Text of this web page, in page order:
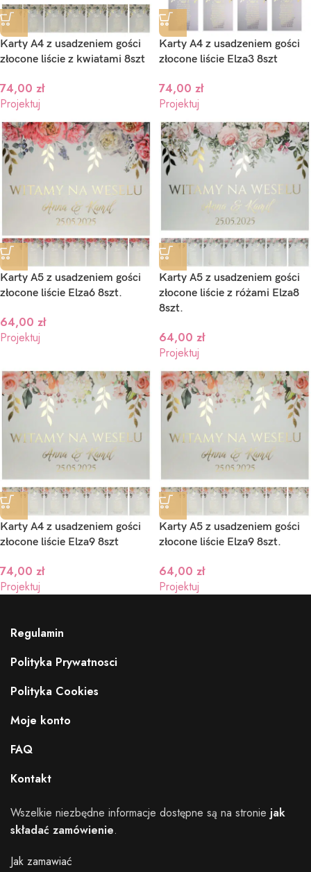
Karty A4 z usadzeniem gości
złocone liście z kwiatami 8szt
74,00 zł
Projektuj
Karty A4 z usadzeniem gości
złocone liście Elza3 8szt
74,00 zł
Projektuj
Karty A5 z usadzeniem gości
złocone liście Elza6 8szt.
64,00 zł
Projektuj
Karty A5 z usadzeniem gości
złocone liście z różami Elza8
8szt.
64,00 zł
Projektuj
Karty A4 z usadzeniem gości
złocone liście Elza9 8szt
74,00 zł
Projektuj
Karty A5 z usadzeniem gości
złocone liście Elza9 8szt.
64,00 zł
Projektuj
Regulamin
Polityka Prywatnosci
Polityka Cookies
Moje konto
FAQ
Kontakt
Wszelkie niezbędne informacje dostępne są na stronie jak
składać zamówienie.
Jak zamawiać